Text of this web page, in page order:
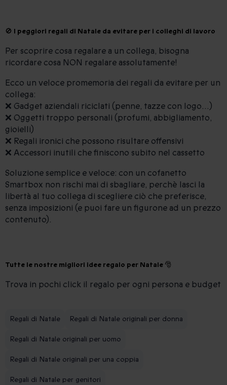
🚫 I peggiori regali di Natale da evitare per i colleghi di lavoro
Per scoprire cosa regalare a un collega, bisogna
ricordare cosa NON regalare assolutamente!
Ecco un veloce promemoria dei regali da evitare per un
collega:
❌ Gadget aziendali riciclati (penne, tazze con logo…)
❌ Oggetti troppo personali (profumi, abbigliamento,
gioielli)
❌ Regali ironici che possono risultare offensivi
❌ Accessori inutili che finiscono subito nel cassetto
Soluzione semplice e veloce: con un cofanetto
Smartbox non rischi mai di sbagliare, perchè lasci la
libertà al tuo collega di scegliere ciò che preferisce,
senza imposizioni (e puoi fare un figurone ad un prezzo
contenuto).
Tutte le nostre migliori idee regalo per Natale 🎅
Trova in pochi click il regalo per ogni persona e budget
Regali di Natale Regali di Natale originali per donna
Regali di Natale originali per uomo
Regali di Natale originali per una coppia
Regali di Natale per genitori